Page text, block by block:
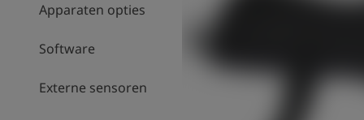
Apparaten opties
Software
Externe sensoren